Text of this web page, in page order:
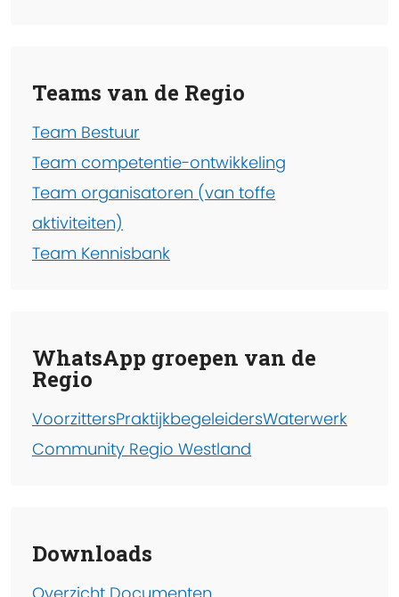
Teams van de Regio
Team Bestuur
Team competentie-ontwikkeling
Team organisatoren (van toffe
aktiviteiten)
Team Kennisbank
WhatsApp groepen van de
Regio
VoorzittersPraktijkbegeleidersWaterwerk
Community Regio Westland
Downloads